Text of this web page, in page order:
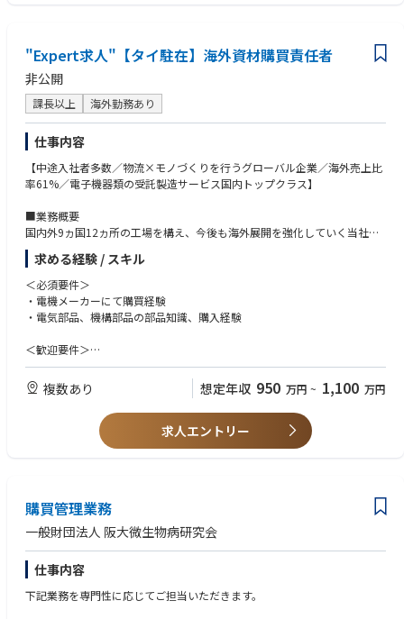
"Expert求人"【タイ駐在】海外資材購買責任者
非公開
課長以上 海外勤務あり
仕事内容
【中途入社者多数／物流×モノづくりを行うグローバル企業／海外売上比
率61%／電子機器類の受託製造サービス国内トップクラス】
■業務概要
国内外9ヵ国12ヵ所の工場を構え、今後も海外展開を強化していく当社に
おいて、海外工場（タイ）にて資材／購買責任者としてご活躍いただきま
す。
■主な業務内容
・部品調達フォロー、確認
・開発購買（ve品）
・ローカルメンバー社員の採用・育成／マネジメント
■OJTトレーニング
ご入社後は、国内工場（高松工場・グローバルEMSセンター）でのOJTト
レーニングを予定しております。
■海外購買の特徴
購買方針として、現地での調達がメインでお客様にとって最良の品質、コ
スト、納期（QCD）を兼ね備えた部品を提案することを重視しておりま
す。
また、上記に加えて、香港／マレーシア／日本の国際購買部門との連携に
より、最適な部品調達及び提案を実施しております。
求める経験 / スキル
＜必須要件＞
・電機メーカーにて購買経験
・電気部品、機構部品の部品知識、購入経験
＜歓迎要件＞
・海外への長期出張/海外赴任のご経験
・英語の日常会話レベル ※業務で使う言語は、日本語と英語です。
・VE(Value Engineering),VA(Value Analysis)の経験
・品質に関するスキル、部品メーカーに関するスキル
・商品化（製品立ち上げ）において、各イベント毎に購買、技術、QAなど
＜求める人物像＞
・社内外のネットワークを積極的に広げていこうという気持ちを持ってい
る方
・赴任先のルールや文化を理解して適応、順応していく力を持っている方
複数あり 想定年収 950 万円 ~ 1,100 万円
求人エントリー
購買管理業務
一般財団法人 阪大微生物病研究会
仕事内容
下記業務を専門性に応じてご担当いただきます。